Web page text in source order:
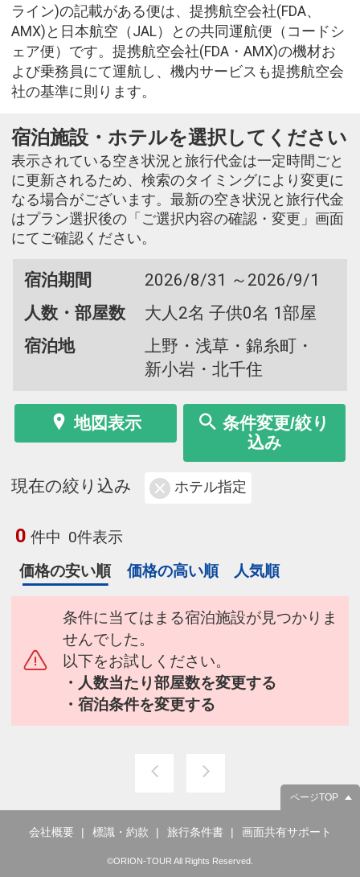
ライン)の記載がある便は、提携航空会社(FDA、
AMX)と日本航空（JAL）との共同運航便（コードシ
ェア便）です。提携航空会社(FDA・AMX)の機材お
よび乗務員にて運航し、機内サービスも提携航空会
社の基準に則ります。
宿泊施設・ホテルを選択してください
表示されている空き状況と旅行代金は一定時間ごと
に更新されるため、検索のタイミングにより変更に
なる場合がございます。最新の空き状況と旅行代金
はプラン選択後の「ご選択内容の確認・変更」画面
にてご確認ください。
宿泊期間
2026/8/31 ～2026/9/1
人数・部屋数
大人2名 子供0名 1部屋
宿泊地
上野・浅草・錦糸町・
新小岩・北千住
地図表示
条件変更/絞り
込み
現在の絞り込み ホテル指定
0 件中 0件表示
価格の安い順
価格の高い順 人気順
条件に当てはまる宿泊施設が見つかりま
せんでした。
以下をお試しください。
・人数当たり部屋数を変更する
・宿泊条件を変更する
ページTOP
会社概要 標識・約款 旅行条件書 画面共有サポート
©ORION-TOUR All Rights Reserved.